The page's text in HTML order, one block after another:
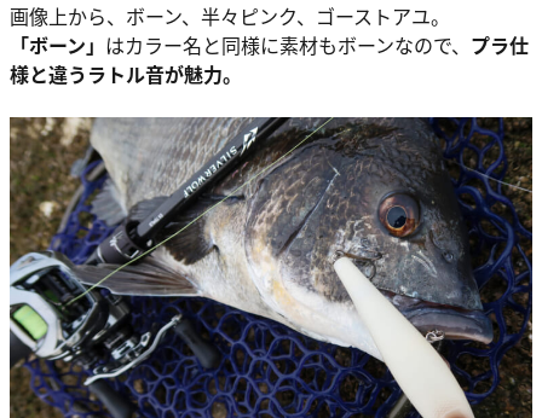
画像上から、ボーン、半々ピンク、ゴーストアユ。
「ボーン」 はカラー名と同様に素材もボーンなので、 プラ仕
様と違うラトル音が魅力。